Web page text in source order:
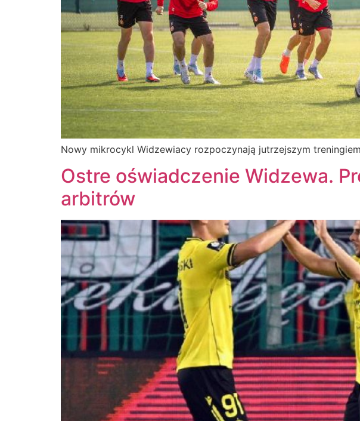
Nowy mikrocykl Widzewiacy rozpoczynają jutrzejszym
Ostre oświadczenie Widzewa.
arbitrów